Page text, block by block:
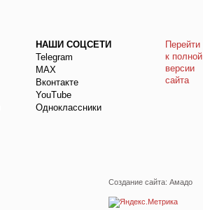
НАШИ СОЦСЕТИ
Telegram
МАХ
Вконтакте
YouTube
Одноклассники
Перейти
к полной
версии
сайта
Создание сайта: Амадо